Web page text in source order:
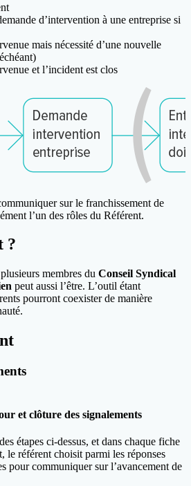
d’intervention à une entreprise si
mais nécessité d’une nouvelle
et l’incident est clos
sur le franchissement de
l’un des rôles du Référent.
?
membres du Conseil Syndical
peut aussi l’être. L’outil étant
pourront coexister de manière
et clôture des signalements
étapes ci-dessus, et dans chaque fiche
le référent choisit parmi les réponses
pour communiquer sur l’avancement de